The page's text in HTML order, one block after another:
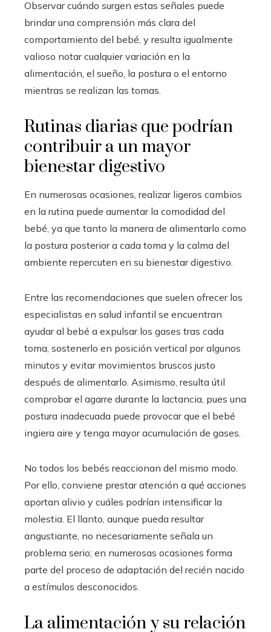
Observar cuándo surgen estas señales puede
brindar una comprensión más clara del
comportamiento del bebé, y resulta igualmente
valioso notar cualquier variación en la
alimentación, el sueño, la postura o el entorno
mientras se realizan las tomas.
Rutinas diarias que podrían
contribuir a un mayor
bienestar digestivo
En numerosas ocasiones, realizar ligeros cambios
en la rutina puede aumentar la comodidad del
bebé, ya que tanto la manera de alimentarlo como
la postura posterior a cada toma y la calma del
ambiente repercuten en su bienestar digestivo.
Entre las recomendaciones que suelen ofrecer los
especialistas en salud infantil se encuentran
ayudar al bebé a expulsar los gases tras cada
toma, sostenerlo en posición vertical por algunos
minutos y evitar movimientos bruscos justo
después de alimentarlo. Asimismo, resulta útil
comprobar el agarre durante la lactancia, pues una
postura inadecuada puede provocar que el bebé
ingiera aire y tenga mayor acumulación de gases.
No todos los bebés reaccionan del mismo modo.
Por ello, conviene prestar atención a qué acciones
aportan alivio y cuáles podrían intensificar la
molestia. El llanto, aunque pueda resultar
angustiante, no necesariamente señala un
problema serio; en numerosas ocasiones forma
parte del proceso de adaptación del recién nacido
a estímulos desconocidos.
La alimentación y su relación